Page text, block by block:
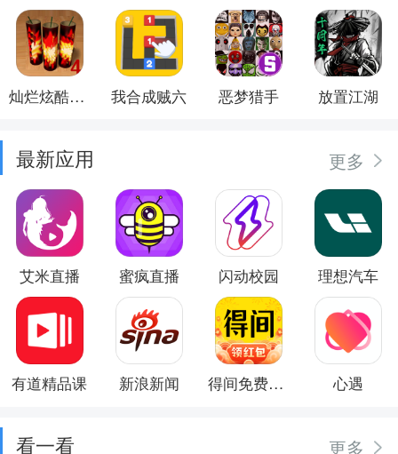
灿烂炫酷模拟器 我合成贼六 恶梦猎手 放置江湖
最新应用 更多
艾米直播 蜜疯直播 闪动校园 理想汽车
有道精品课 新浪新闻 得间免费小说 心遇
看一看 更多